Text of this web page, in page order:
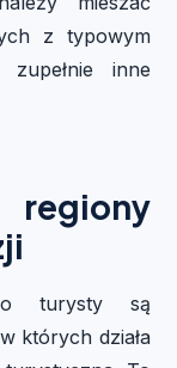
z typowym
inne
regiony
turysty są
których działa